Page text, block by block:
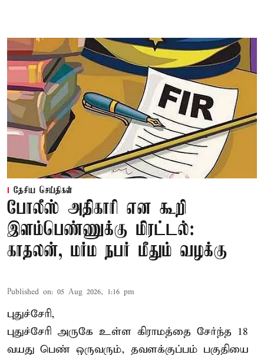
தேசிய செய்திகள்
போலீஸ் அதிகாரி என கூறி
இளம்பெண்ணுக்கு மிரட்டல்:
காதலன், மர்ம நபர் மீதும் வழக்கு
Published on: 05 Aug 2026, 1:16 pm
புதுச்சேரி,
புதுச்சேரி அருகே உள்ள கிராமத்தை சேர்ந்த 18
வயது பெண் ஒருவரும், தவளக்குப்பம் பகுதியை